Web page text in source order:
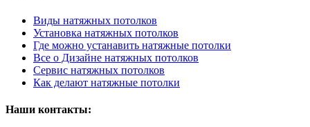
Виды натяжных потолков
Установка натяжных потолков
Где можно устанавить натяжные потолки
Все о Дизайне натяжных потолков
Сервис натяжных потолков
Как делают натяжные потолки
Наши контакты: